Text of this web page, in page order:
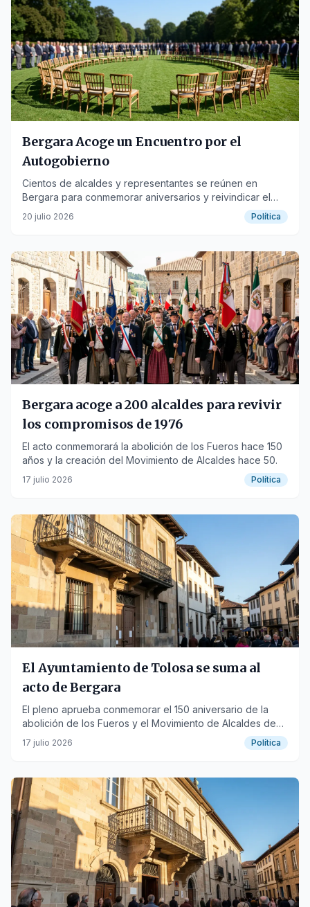
Bergara Acoge un Encuentro por el
Autogobierno
Cientos de alcaldes y representantes se reúnen en
Bergara para conmemorar aniversarios y reivindicar el
autogobierno.
20 julio 2026 Política
Bergara acoge a 200 alcaldes para revivir
los compromisos de 1976
El acto conmemorará la abolición de los Fueros hace 150
años y la creación del Movimiento de Alcaldes hace 50.
17 julio 2026 Política
El Ayuntamiento de Tolosa se suma al
acto de Bergara
El pleno aprueba conmemorar el 150 aniversario de la
abolición de los Fueros y el Movimiento de Alcaldes de
1976.
17 julio 2026 Política